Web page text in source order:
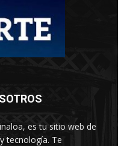
es tu sitio web de
tecnología. Te